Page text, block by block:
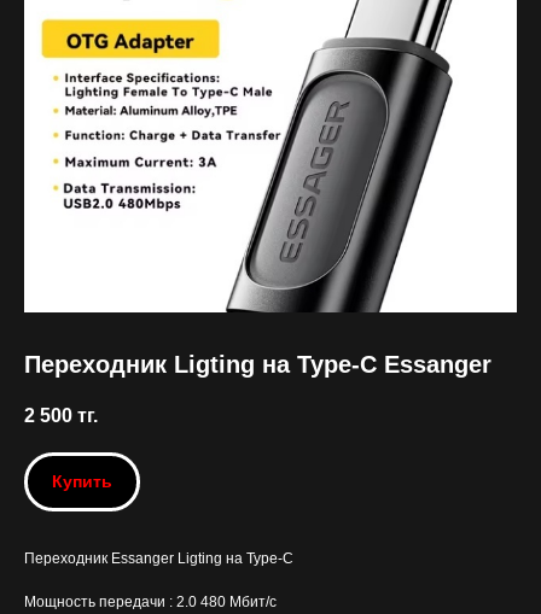
Переходник Ligting на Type-C Essanger
2 500 тг.
Купить
Переходник Essanger Ligting на Type-C
Мощность передачи : 2.0 480 Мбит/с